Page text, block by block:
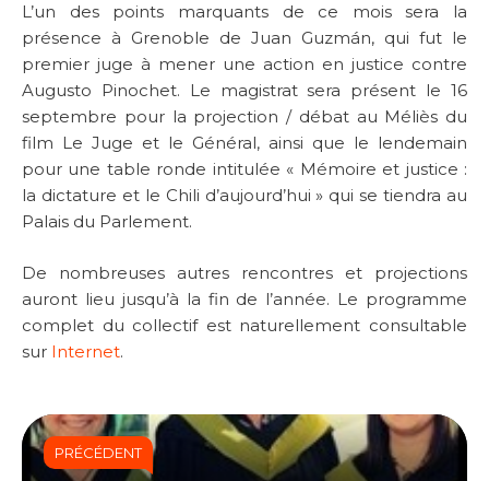
L’un des points marquants de ce mois sera la
présence à Grenoble de Juan Guzmán, qui fut le
premier juge à mener une action en justice contre
Augusto Pinochet. Le magistrat sera présent le 16
septembre pour la projection / débat au Méliès du
film Le Juge et le Général, ainsi que le lendemain
pour une table ronde intitulée « Mémoire et justice :
la dictature et le Chili d’aujourd’hui » qui se tiendra au
Palais du Parlement.
De nombreuses autres rencontres et projections
auront lieu jusqu’à la fin de l’année. Le programme
complet du collectif est naturellement consultable
sur Internet.
PRÉCÉDENT